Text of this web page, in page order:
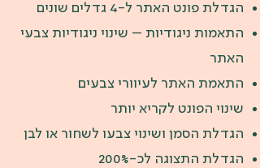
הגדלת פונט האתר ל-4 גדלים שונים
התאמות ניגודיות – שינוי ניגודיות צבעי
האתר
התאמת האתר לעיוורי צבעים
שינוי הפונט לקריא יותר
הגדלת הסמן ושינוי צבעו לשחור או לבן
הגדלת התצוגה לכ-200%